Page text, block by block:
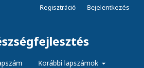
Korábbi lapszámok
Regisztráció Bejelentkezés